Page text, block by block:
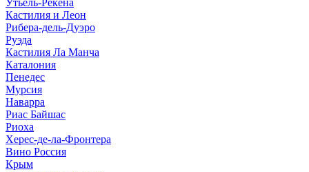
Утьель-Рекена
Кастилия и Леон
Рибера-дель-Дуэро
Руэда
Кастилия Ла Манча
Каталония
Пенедес
Мурсия
Наварра
Риас Байшас
Риоха
Херес-де-ла-Фронтера
Вино Россия
Крым